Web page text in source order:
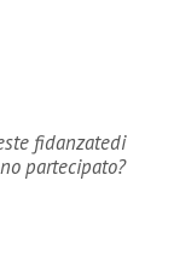
fidanzatedi
partecipato?